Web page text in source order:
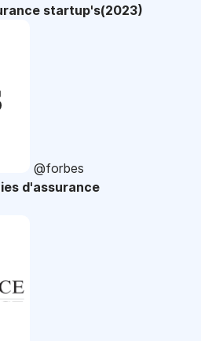
startup's(2023)
@forbes
d'assurance